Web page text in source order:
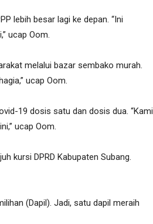
lebih besar lagi ke depan. “Ini
ucap Oom.
melalui bazar sembako murah.
ucap Oom.
19 dosis satu dan dosis dua. “Kami
ucap Oom.
kursi DPRD Kabupaten Subang.
(Dapil). Jadi, satu dapil meraih